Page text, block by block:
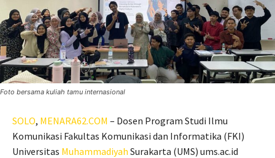
Foto bersama kuliah tamu internasional
SOLO, MENARA62.COM – Dosen Program Studi Ilmu
Komunikasi Fakultas Komunikasi dan Informatika (FKI)
Universitas Muhammadiyah Surakarta (UMS) ums.ac.id